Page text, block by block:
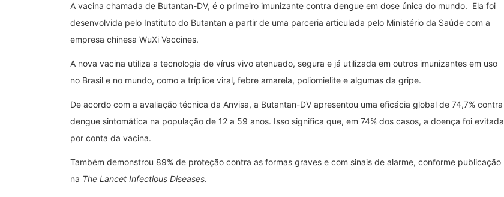
A vacina chamada de Butantan-DV, é o primeiro imunizante contra dengue em dose única do mundo. Ela foi
desenvolvida pelo Instituto do Butantan a partir de uma parceria articulada pelo Ministério da Saúde com a
empresa chinesa WuXi Vaccines.
A nova vacina utiliza a tecnologia de vírus vivo atenuado, segura e já utilizada em outros imunizantes em uso
no Brasil e no mundo, como a tríplice viral, febre amarela, poliomielite e algumas da gripe.
De acordo com a avaliação técnica da Anvisa, a Butantan-DV apresentou uma eficácia global de 74,7% contra
dengue sintomática na população de 12 a 59 anos. Isso significa que, em 74% dos casos, a doença foi evitada
por conta da vacina.
Também demonstrou 89% de proteção contra as formas graves e com sinais de alarme, conforme publicação
na The Lancet Infectious Diseases.